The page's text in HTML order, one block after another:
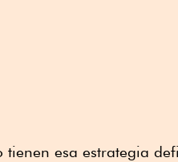
tienen esa estrategia